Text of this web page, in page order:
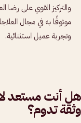
والتركيز القوي على رضا
موثوقًا به في مجال
وتجربة عميل استثنائية.
هل أنت مستعد
وثقة تدوم؟